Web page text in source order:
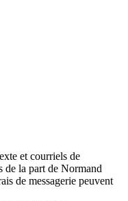
et courriels de
de la part de Normand
de messagerie peuvent